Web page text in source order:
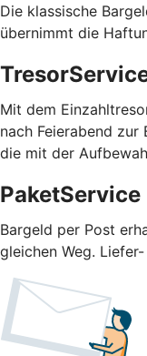
Die klassische
übernimmt die
Mit dem
nach Feierabend zur
die mit der
PaketService
Bargeld per Post
gleichen Weg.